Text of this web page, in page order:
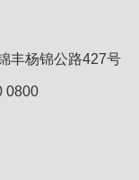
丰杨锦公路427号
0800